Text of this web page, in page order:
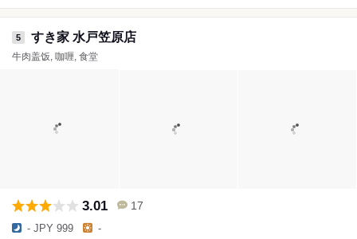
5 すき家 水戸笠原店
牛肉盖饭, 咖喱, 食堂
3.01 17
- JPY 999 -